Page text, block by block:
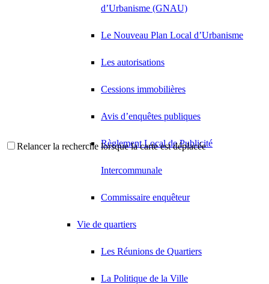
d’Urbanisme (GNAU)
Le Nouveau Plan Local d’Urbanisme
Les autorisations
Cessions immobilières
Avis d’enquêtes publiques
Règlement Local de Publicité
Intercommunale
Commissaire enquêteur
Vie de quartiers
Les Réunions de Quartiers
La Politique de la Ville
Relancer la recherche lorsque la carte est déplacée